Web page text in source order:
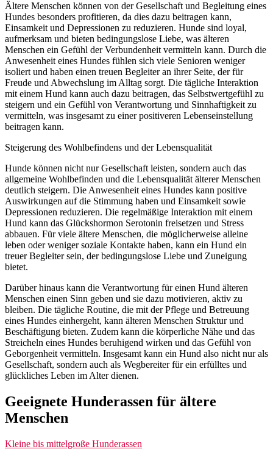
Ältere Menschen können von der Gesellschaft und Begleitung eines
Hundes besonders profitieren, da dies dazu beitragen kann,
Einsamkeit und Depressionen zu reduzieren. Hunde sind loyal,
aufmerksam und bieten bedingungslose Liebe, was älteren
Menschen ein Gefühl der Verbundenheit vermitteln kann. Durch die
Anwesenheit eines Hundes fühlen sich viele Senioren weniger
isoliert und haben einen treuen Begleiter an ihrer Seite, der für
Freude und Abwechslung im Alltag sorgt. Die tägliche Interaktion
mit einem Hund kann auch dazu beitragen, das Selbstwertgefühl zu
steigern und ein Gefühl von Verantwortung und Sinnhaftigkeit zu
vermitteln, was insgesamt zu einer positiveren Lebenseinstellung
beitragen kann.
Steigerung des Wohlbefindens und der Lebensqualität
Hunde können nicht nur Gesellschaft leisten, sondern auch das
allgemeine Wohlbefinden und die Lebensqualität älterer Menschen
deutlich steigern. Die Anwesenheit eines Hundes kann positive
Auswirkungen auf die Stimmung haben und Einsamkeit sowie
Depressionen reduzieren. Die regelmäßige Interaktion mit einem
Hund kann das Glückshormon Serotonin freisetzen und Stress
abbauen. Für viele ältere Menschen, die möglicherweise alleine
leben oder weniger soziale Kontakte haben, kann ein Hund ein
treuer Begleiter sein, der bedingungslose Liebe und Zuneigung
bietet.
Darüber hinaus kann die Verantwortung für einen Hund älteren
Menschen einen Sinn geben und sie dazu motivieren, aktiv zu
bleiben. Die tägliche Routine, die mit der Pflege und Betreuung
eines Hundes einhergeht, kann älteren Menschen Struktur und
Beschäftigung bieten. Zudem kann die körperliche Nähe und das
Streicheln eines Hundes beruhigend wirken und das Gefühl von
Geborgenheit vermitteln. Insgesamt kann ein Hund also nicht nur als
Gesellschaft, sondern auch als Wegbereiter für ein erfülltes und
glückliches Leben im Alter dienen.
Geeignete Hunderassen für ältere
Menschen
Kleine bis mittelgroße Hunderassen